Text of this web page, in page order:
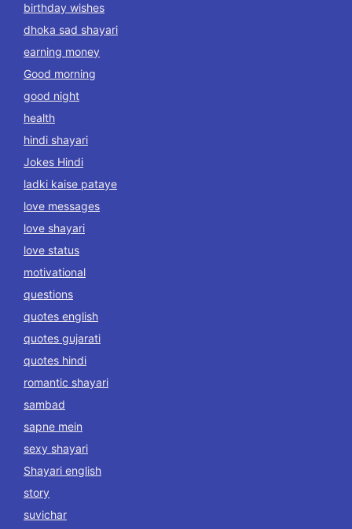
birthday wishes
dhoka sad shayari
earning money
Good morning
good night
health
hindi shayari
Jokes Hindi
ladki kaise pataye
love messages
love shayari
love status
motivational
questions
quotes english
quotes gujarati
quotes hindi
romantic shayari
sambad
sapne mein
sexy shayari
Shayari english
story
suvichar